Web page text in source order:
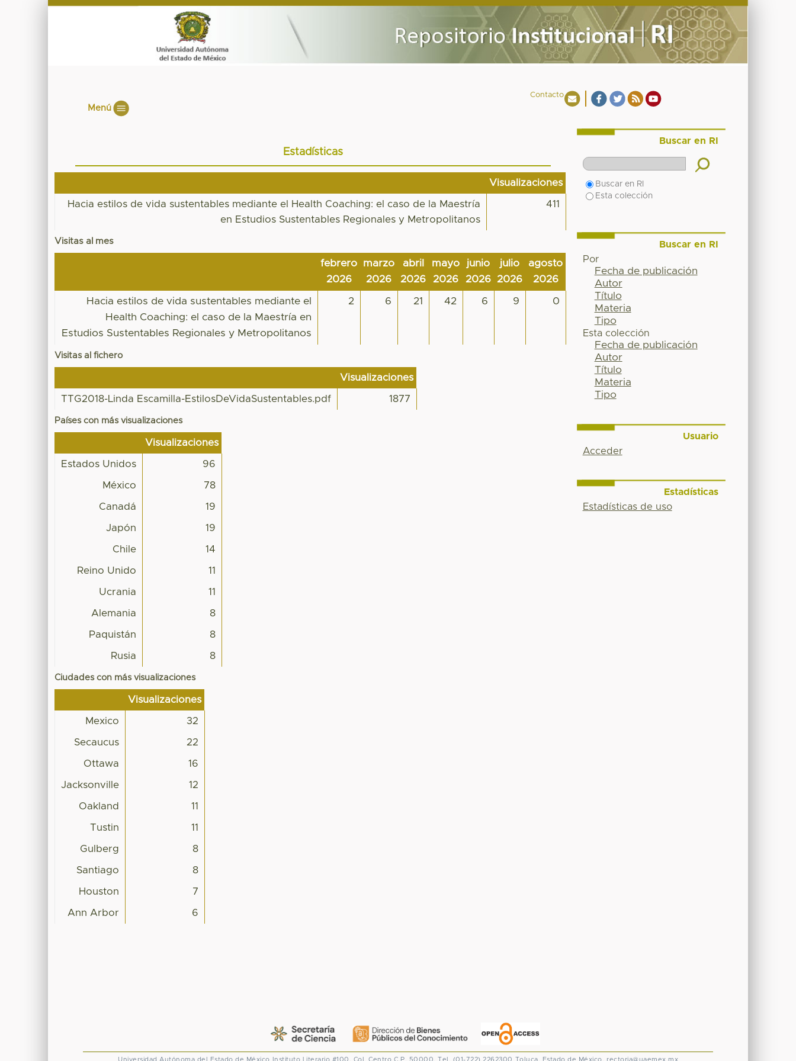
Contacto
Menú
Estadísticas
Visualizaciones
Hacia estilos de vida sustentables mediante el Health Coaching: el caso de la Maestría
en Estudios Sustentables Regionales y Metropolitanos
411
Visitas al mes
febrero
2026
marzo
2026
abril
2026
mayo
2026
junio
2026
julio
2026
agosto
2026
Hacia estilos de vida sustentables mediante el
Health Coaching: el caso de la Maestría en
Estudios Sustentables Regionales y Metropolitanos
2 6 21 42 6 9 0
Visitas al fichero
Visualizaciones
TTG2018-Linda Escamilla-EstilosDeVidaSustentables.pdf 1877
Países con más visualizaciones
Visualizaciones
Estados Unidos 96
México 78
Canadá 19
Japón 19
Chile 14
Reino Unido 11
Ucrania 11
Alemania 8
Paquistán 8
Rusia 8
Ciudades con más visualizaciones
Visualizaciones
Mexico 32
Secaucus 22
Ottawa 16
Jacksonville 12
Oakland 11
Tustin 11
Gulberg 8
Santiago 8
Houston 7
Ann Arbor 6
Buscar en RI
Buscar en RI
Esta colección
Buscar en RI
Por
Fecha de publicación
Autor
Título
Materia
Tipo
Esta colección
Fecha de publicación
Autor
Título
Materia
Tipo
Usuario
Acceder
Estadísticas
Estadísticas de uso
Universidad Autónoma del Estado de México Instituto Literario #100. Col. Centro C.P. 50000. Tel. (01-722) 2262300 Toluca, Estado de México. rectoria@uaemex.mx